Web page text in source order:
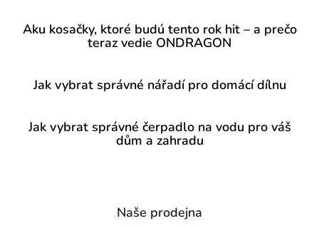
Aku kosačky, ktoré budú tento rok hit – a prečo
teraz vedie ONDRAGON
Jak vybrat správné nářadí pro domácí dílnu
Jak vybrat správné čerpadlo na vodu pro váš
dům a zahradu
Naše prodejna